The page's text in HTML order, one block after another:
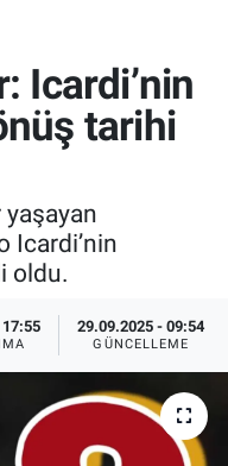
Icardi’nin
tarihi
yaşayan
Icardi’nin
oldu.
29.09.2025 - 09:54
GÜNCELLEME